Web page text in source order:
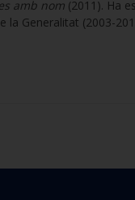
amb nom (2011). Ha
la Generalitat (2003-